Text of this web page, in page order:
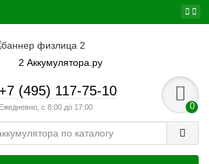
+7 (495) 117-75-10
Ежедневно, с 8:00 до 17:00 0